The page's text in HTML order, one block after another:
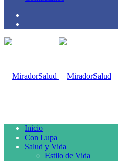
Inicio
Con Lupa
Salud y Vida
Estilo de Vida